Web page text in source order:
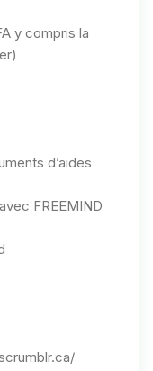
y compris la
d’aides
FREEMIND